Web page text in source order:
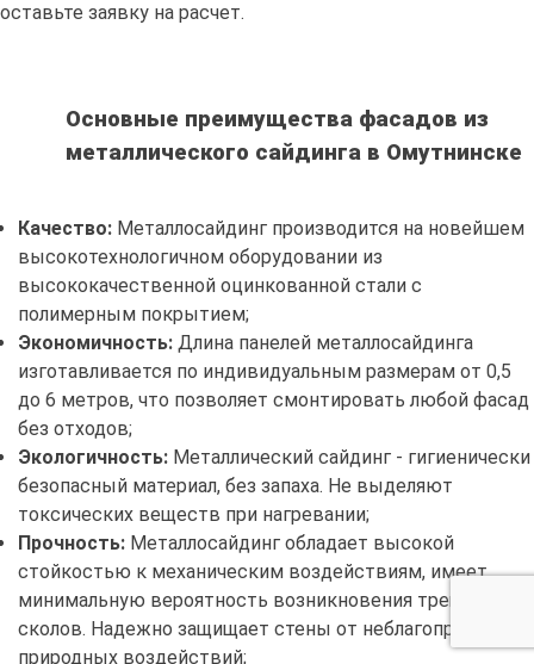
оставьте заявку на расчет.
Основные преимущества фасадов из
металлического сайдинга в Омутнинске
Качество: Металлосайдинг производится на новейшем
высокотехнологичном оборудовании из
высококачественной оцинкованной стали с
полимерным покрытием;
Экономичность: Длина панелей металлосайдинга
изготавливается по индивидуальным размерам от 0,5
до 6 метров, что позволяет смонтировать любой фасад
без отходов;
Экологичность: Металлический сайдинг - гигиенически
безопасный материал, без запаха. Не выделяют
токсических веществ при нагревании;
Прочность: Металлосайдинг обладает высокой
стойкостью к механическим воздействиям, имеет
минимальную вероятность возникновения трещин и
сколов. Надежно защищает стены от неблагоприятных
природных воздействий;